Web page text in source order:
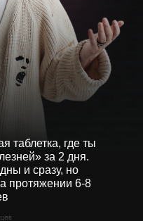
таблетка, где ты
за 2 дня.
и сразу, но
протяжении 6-8